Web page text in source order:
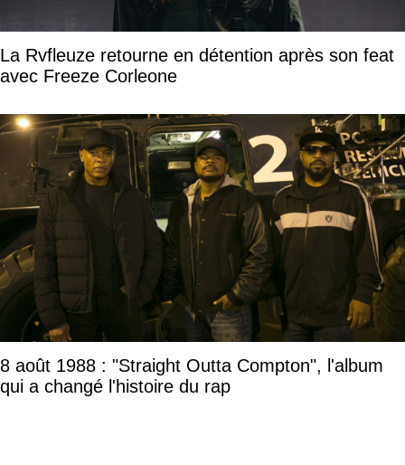
La Rvfleuze retourne en détention après son feat
avec Freeze Corleone
8 août 1988 : "Straight Outta Compton", l'album
qui a changé l'histoire du rap